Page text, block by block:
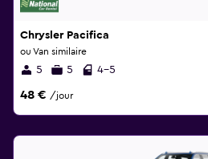
Chrysler Pacifica
ou Van similaire
5 5 4-5
48 € /jour